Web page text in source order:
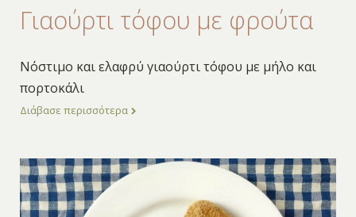
Γιαούρτι τόφου με φρούτα
Νόστιμο και ελαφρύ γιαούρτι τόφου με μήλο και
πορτοκάλι
Διάβασε περισσότερα